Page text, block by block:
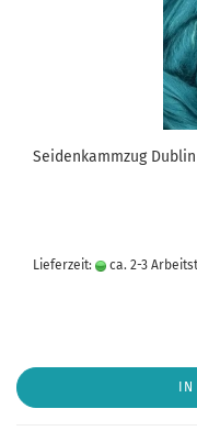
Seidenkammzug
Lieferzeit: ca. 2-3